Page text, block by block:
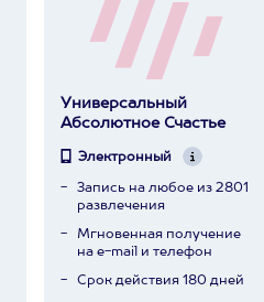
Универсальный
Абсолютное Счастье
Электронный
Запись на любое из 2801
развлечения
Мгновенная получение
на e-mail и телефон
Срок действия 180 дней